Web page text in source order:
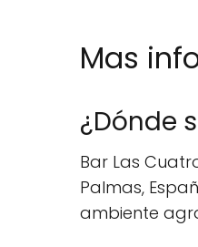
Mas
¿Dónde
Bar Las
Palmas,
ambiente